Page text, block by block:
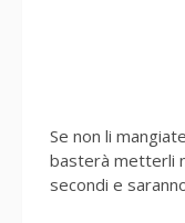
Se non li
basterà metterli
secondi e